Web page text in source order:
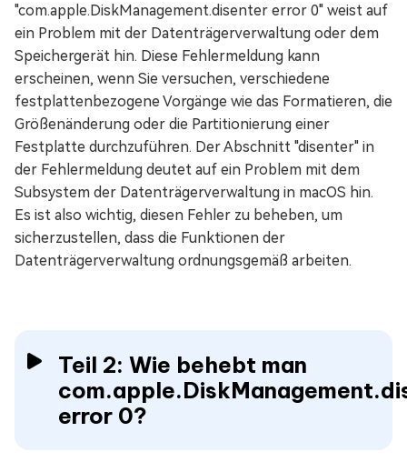
"com.apple.DiskManagement.disenter error 0" weist auf
ein Problem mit der Datenträgerverwaltung oder dem
Speichergerät hin. Diese Fehlermeldung kann
erscheinen, wenn Sie versuchen, verschiedene
festplattenbezogene Vorgänge wie das Formatieren, die
Größenänderung oder die Partitionierung einer
Festplatte durchzuführen. Der Abschnitt "disenter" in
der Fehlermeldung deutet auf ein Problem mit dem
Subsystem der Datenträgerverwaltung in macOS hin.
Es ist also wichtig, diesen Fehler zu beheben, um
sicherzustellen, dass die Funktionen der
Datenträgerverwaltung ordnungsgemäß arbeiten.
Teil 2: Wie behebt man
error 0?